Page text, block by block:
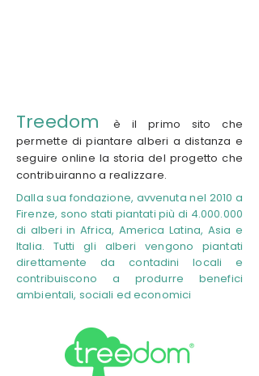
Treedom
è il primo sito che
permette di piantare alberi a distanza e
seguire online la storia del progetto che
contribuiranno a realizzare.
Dalla sua fondazione, avvenuta nel 2010 a
Firenze, sono stati piantati più di 4.000.000
di alberi in Africa, America Latina, Asia e
Italia. Tutti gli alberi vengono piantati
direttamente da contadini locali e
contribuiscono a produrre benefici
ambientali, sociali ed economici